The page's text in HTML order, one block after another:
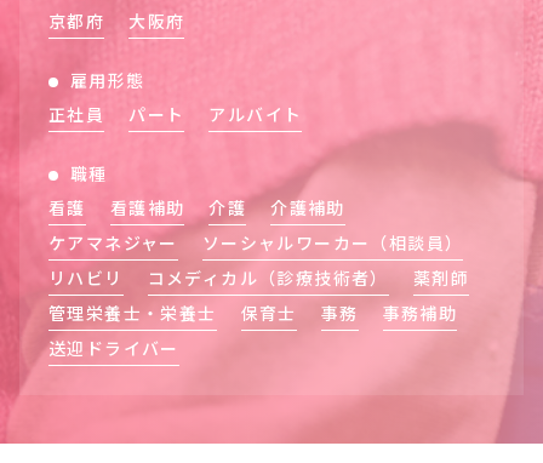
京都府
大阪府
雇用形態
正社員
パート アルバイト
職種
看護
看護補助 介護
介護補助
ケアマネジャー
ソーシャルワーカー（相談員）
リハビリ
コメディカル（診療技術者）
薬剤師
管理栄養士・栄養士
保育士 事務
事務補助
送迎ドライバー